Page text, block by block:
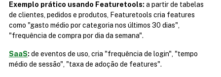
Exemplo prático usando Featuretools: a partir de tabelas
de clientes, pedidos e produtos, Featuretools cria features
como "gasto médio por categoria nos últimos 30 dias",
"frequência de compra por dia da semana".
SaaS: de eventos de uso, cria "frequência de login", "tempo
médio de sessão", "taxa de adoção de features".